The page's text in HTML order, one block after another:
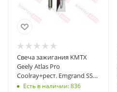
Свеча зажигания KMTX
Geely Atlas Pro
Coolray+рест. Emgrand SS11
Belgee X70/X50 Livan S6/X6
Есть в наличии: 836